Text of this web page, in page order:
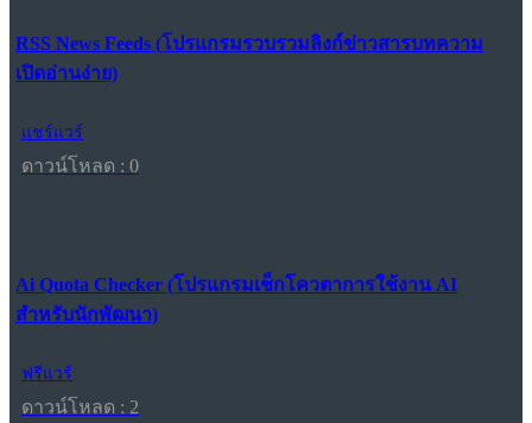
RSS News Feeds (โปรแกรมรวบรวมลิงก์ข่าวสารบทความ
เปิดอ่านง่าย)
แชร์แวร์
ดาวน์โหลด : 0
Ai Quota Checker (โปรแกรมเช็กโควตาการใช้งาน AI
สำหรับนักพัฒนา)
ฟรีแวร์
ดาวน์โหลด : 2